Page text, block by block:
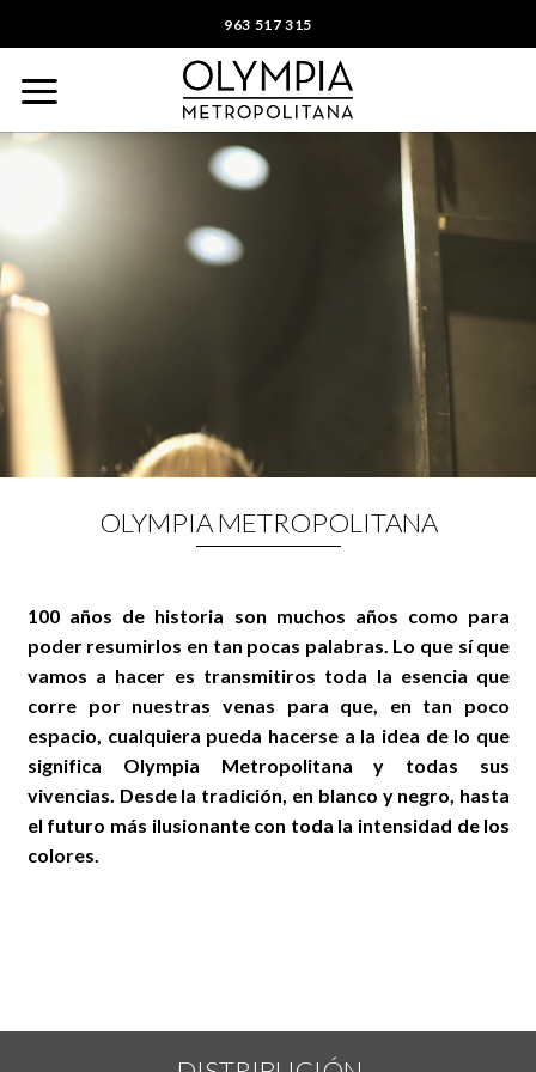
al
contenido
963 517 315
OLYMPIA METROPOLITANA
100 años de historia son muchos años como para
poder resumirlos en tan pocas palabras. Lo que sí que
vamos a hacer es transmitiros toda la esencia que
corre por nuestras venas para que, en tan poco
espacio, cualquiera pueda hacerse a la idea de lo que
significa Olympia Metropolitana y todas sus
vivencias. Desde la tradición, en blanco y negro, hasta
el futuro más ilusionante con toda la intensidad de los
colores.